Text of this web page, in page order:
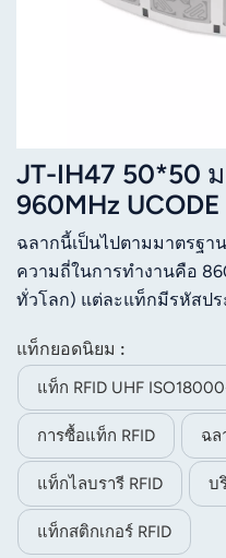
JT-IH47 50*50
960MHz
เกอร์
ฉลากนี้เป็นไปตามมาตรฐาน
ความถี่ในการทำงานคือ
ทั่วโลก) แต่ละแท็กมีรหัสป
การติดตามสัมภาระที่สนาม
จัดการสินทรัพย์ และอื่นๆ
แท็กยอดนิยม :
แท็ก RFID UHF
การซื้อแท็ก RFID ฉล
แท็กไลบรารี RFID บ
แท็กสติกเกอร์ RFID